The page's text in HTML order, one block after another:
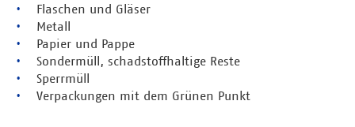
• Flaschen und Gläser
• Metall
• Papier und Pappe
• Sondermüll, schadstoffhaltige Reste
• Sperrmüll
• Verpackungen mit dem Grünen Punkt